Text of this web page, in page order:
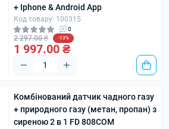
+ Iphone & Android App
Код товару: 100315
0
2 297.00 ₴ -13%
1 997.00 ₴
Комбінований датчик чадного газу
+ природного газу (метан, пропан) з
сиреною 2 в 1 FD 808COM